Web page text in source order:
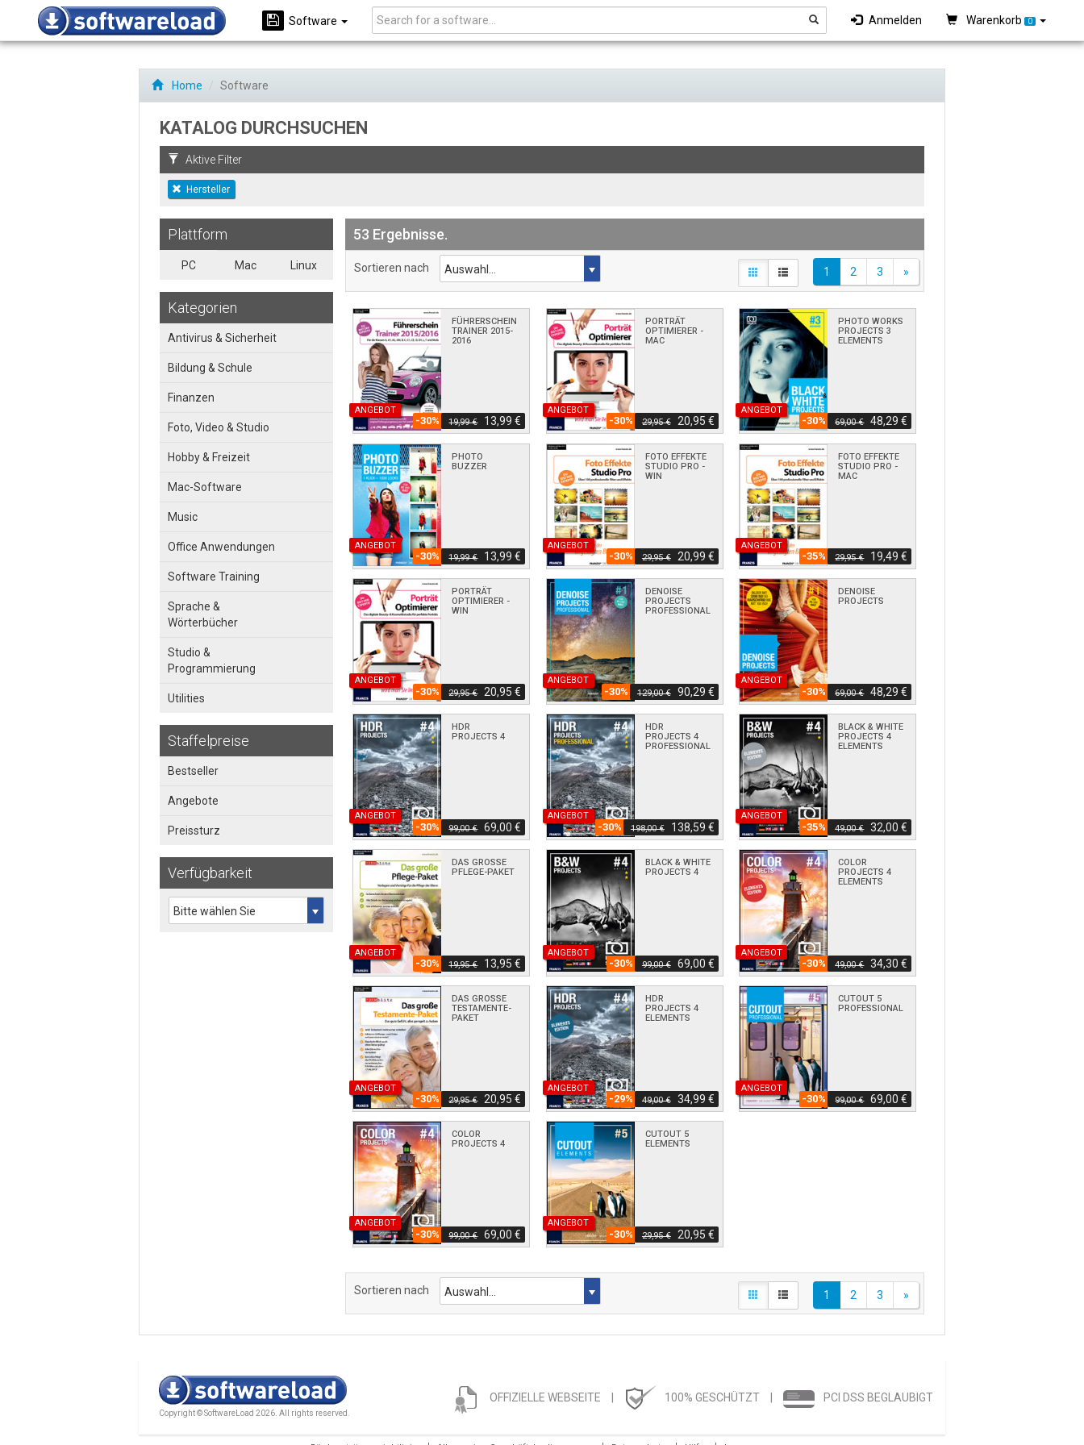
Software Anmelden Warenkorb 0
Home Software
KATALOG DURCHSUCHEN
Aktive Filter
Hersteller
Plattform
PC Mac Linux
Kategorien
Antivirus & Sicherheit
Bildung & Schule
Finanzen
Foto, Video & Studio
Hobby & Freizeit
Mac-Software
Music
Office Anwendungen
Software Training
Sprache &
Wörterbücher
Studio &
Programmierung
Utilities
Staffelpreise
Bestseller
Angebote
Preissturz
Verfügbarkeit
53 Ergebnisse.
Sortieren nach 1 2 3 »
FÜHRERSCHEIN
TRAINER 2015-
2016
ANGEBOT
-30% 19,99 € 13,99 €
PORTRÄT
OPTIMIERER -
MAC
ANGEBOT
-30% 29,95 € 20,95 €
PHOTO WORKS
PROJECTS 3
ELEMENTS
ANGEBOT
-30% 69,00 € 48,29 €
PHOTO
BUZZER
ANGEBOT
-30% 19,99 € 13,99 €
FOTO EFFEKTE
STUDIO PRO -
WIN
ANGEBOT
-30% 29,95 € 20,99 €
FOTO EFFEKTE
STUDIO PRO -
MAC
ANGEBOT
-35% 29,95 € 19,49 €
PORTRÄT
OPTIMIERER -
WIN
ANGEBOT
-30% 29,95 € 20,95 €
DENOISE
PROJECTS
PROFESSIONAL
ANGEBOT
-30% 129,00 € 90,29 €
DENOISE
PROJECTS
ANGEBOT
-30% 69,00 € 48,29 €
HDR
PROJECTS 4
ANGEBOT
-30% 99,00 € 69,00 €
HDR
PROJECTS 4
PROFESSIONAL
ANGEBOT
-30% 198,00 € 138,59 €
BLACK & WHITE
PROJECTS 4
ELEMENTS
ANGEBOT
-35% 49,00 € 32,00 €
DAS GROSSE P
FLEGE-PAKET
ANGEBOT
-30% 19,95 € 13,95 €
BLACK & WHITE
PROJECTS 4
ANGEBOT
-30% 99,00 € 69,00 €
COLOR
PROJECTS 4
ELEMENTS
ANGEBOT
-30% 49,00 € 34,30 €
DAS GROSSE T
ESTAMENTE-P
AKET
ANGEBOT
-30% 29,95 € 20,95 €
HDR
PROJECTS 4
ELEMENTS
ANGEBOT
-29% 49,00 € 34,99 €
CUTOUT 5
PROFESSIONAL
ANGEBOT
-30% 99,00 € 69,00 €
COLOR
PROJECTS 4
ANGEBOT
-30% 99,00 € 69,00 €
CUTOUT 5
ELEMENTS
ANGEBOT
-30% 29,95 € 20,95 €
Sortieren nach 1 2 3 »
Copyright © SoftwareLoad 2026. All rights reserved.
OFFIZIELLE WEBSEITE 100% GESCHÜTZT PCI DSS BEGLAUBIGT